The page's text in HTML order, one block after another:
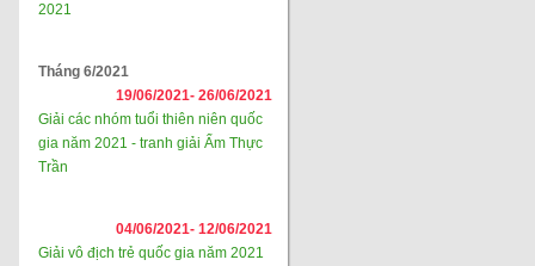
2021
Tháng 6/2021
19/06/2021- 26/06/2021
Giải các nhóm tuổi thiên niên quốc
gia năm 2021 - tranh giải Ẩm Thực
Trần
04/06/2021- 12/06/2021
Giải vô địch trẻ quốc gia năm 2021